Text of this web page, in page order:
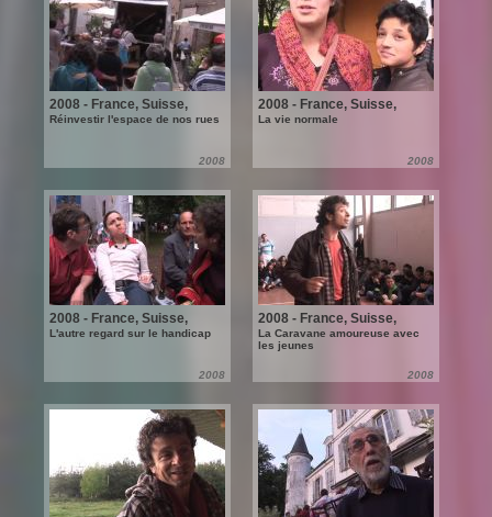
2008 - France, Suisse,
Luxembourg, Belgique
Réinvestir l'espace de nos rues
2008
2008 - France, Suisse,
Luxembourg, Belgique
La vie normale
2008
2008 - France, Suisse,
Luxembourg, Belgique
L'autre regard sur le handicap
2008
2008 - France, Suisse,
Luxembourg, Belgique
La Caravane amoureuse avec
les jeunes
2008